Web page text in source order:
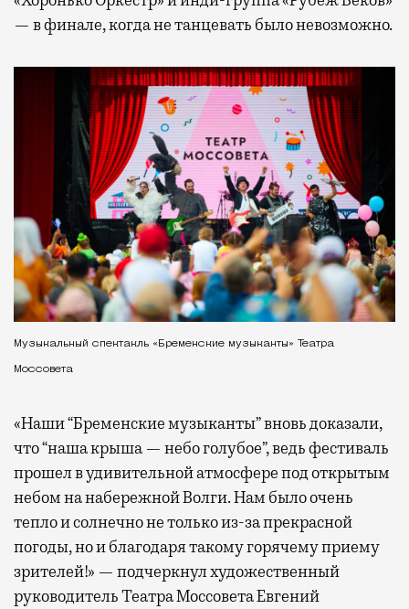
— в финале, когда не танцевать было невозможно.
Музыкальный спектакль «Бременские музыканты» Театра
Моссовета
«Наши “Бременские музыканты” вновь доказали,
что “наша крыша — небо голубое”, ведь фестиваль
прошел в удивительной атмосфере под открытым
небом на набережной Волги. Нам было очень
тепло и солнечно не только из-за прекрасной
погоды, но и благодаря такому горячему приему
зрителей!» — подчеркнул художественный
руководитель Театра Моссовета Евгений